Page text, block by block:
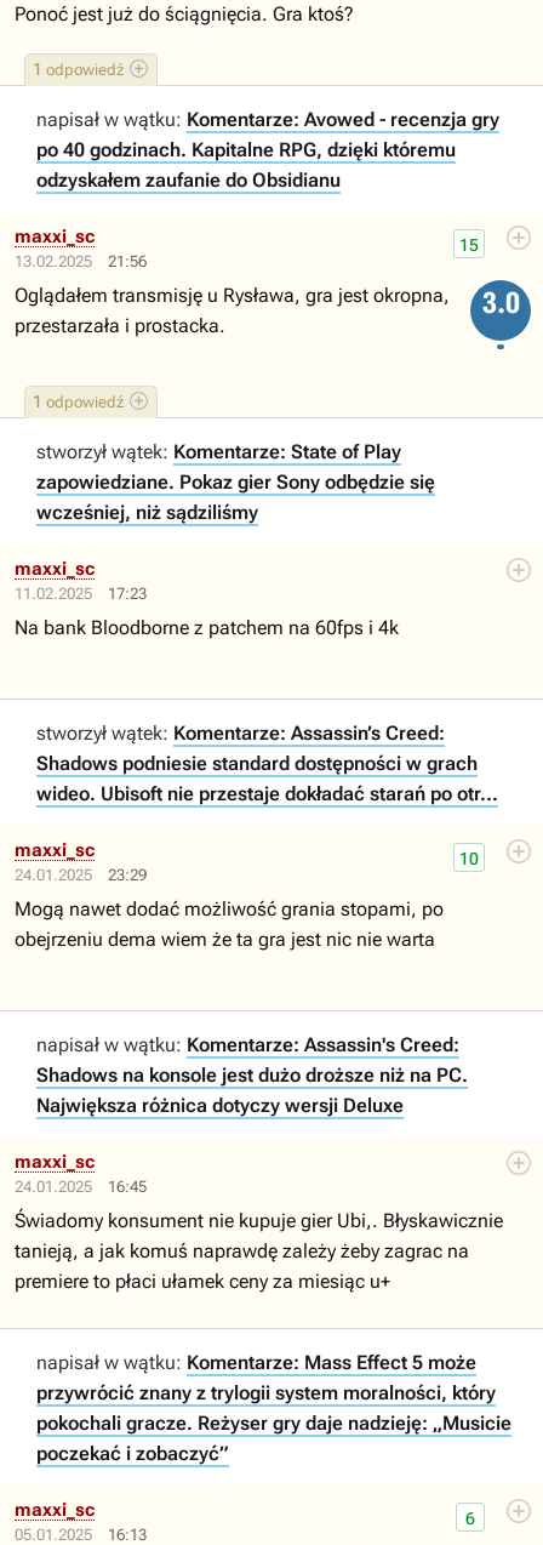
1 odpowiedź
Ponoć jest już do ściągnięcia. Gra ktoś?
napisał w wątku: Komentarze: Avowed - recenzja gry
po 40 godzinach. Kapitalne RPG, dzięki któremu
odzyskałem zaufanie do Obsidianu
13.02.2025 21:56
15
1 odpowiedź
maxxi_sc
3.0
Oglądałem transmisję u Rysława, gra jest okropna,
przestarzała i prostacka.
stworzył wątek: Komentarze: State of Play
zapowiedziane. Pokaz gier Sony odbędzie się
wcześniej, niż sądziliśmy
11.02.2025 17:23
maxxi_sc
Na bank Bloodborne z patchem na 60fps i 4k
stworzył wątek: Komentarze: Assassin’s Creed:
Shadows podniesie standard dostępności w grach
wideo. Ubisoft nie przestaje dokładać starań po otr...
24.01.2025 23:29
10
maxxi_sc
Mogą nawet dodać możliwość grania stopami, po
obejrzeniu dema wiem że ta gra jest nic nie warta
napisał w wątku: Komentarze: Assassin's Creed:
Shadows na konsole jest dużo droższe niż na PC.
Największa różnica dotyczy wersji Deluxe
24.01.2025 16:45
maxxi_sc
Świadomy konsument nie kupuje gier Ubi,. Błyskawicznie
tanieją, a jak komuś naprawdę zależy żeby zagrac na
premiere to płaci ułamek ceny za miesiąc u+
napisał w wątku: Komentarze: Mass Effect 5 może
przywrócić znany z trylogii system moralności, który
pokochali gracze. Reżyser gry daje nadzieję: „Musicie
poczekać i zobaczyć”
05.01.2025 16:13
6
maxxi_sc